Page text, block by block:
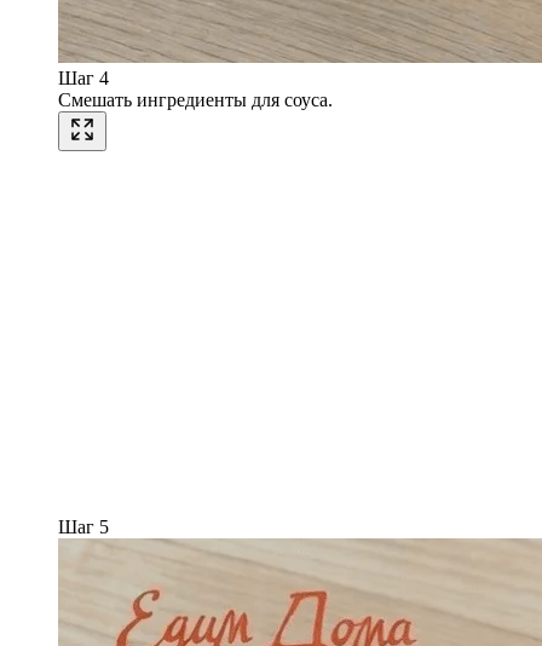
Шаг 4
Смешать ингредиенты для соуса.
Шаг 5